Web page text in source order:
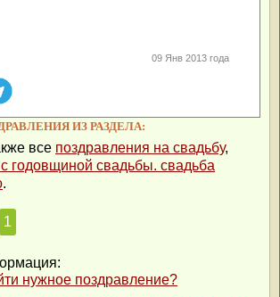
09 Янв 2013 года
ИЗ РАЗДЕЛА:
все поздравления на свадьбу,
годовщиной свадьбы. свадьба
.
1
нужное поздравление?